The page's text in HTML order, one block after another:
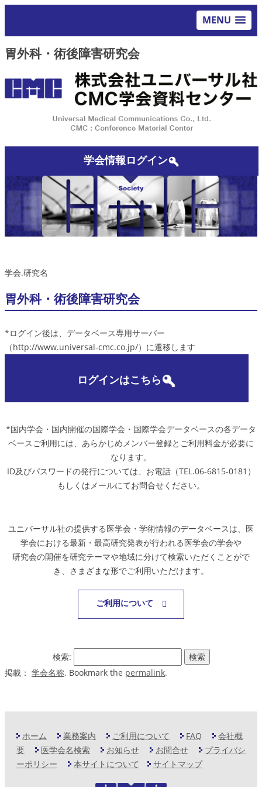
MENU
胃外科・術後障害研究会
学会情報ログイン
学会.研究名
胃外科・術後障害研究会
*ログイン後は、データベース専用サーバー
（http://www.universal-cmc.co.jp/）に遷移します
ログインはこちら
*国内学会・国内開催の国際学会・国際学会データベースの各データ
ベースご利用には、あらかじめメンバー登録とご利用料金が必要に
なります。
ID及びパスワードの発行については、お電話（TEL.06-6815-0181）
もしくはメールにてお問合せください。
ユニバーサル社の提供する医学会・学術情報のデータベースは、医
学会における最新・最高研究発表が行われる医学会の学会や
研究会の開催を研究テーマや地域に分けて検索いただくことがで
き、さまざまな形でご利用いただけます。
ご利用について
検索:
掲載： 学会名称. Bookmark the permalink.
ホーム 業務案内 ご利用について FAQ
会社概
要
医学会名検索 お知らせ お問合せ
プライバシ
ーポリシー
本サイトについて サイトマップ